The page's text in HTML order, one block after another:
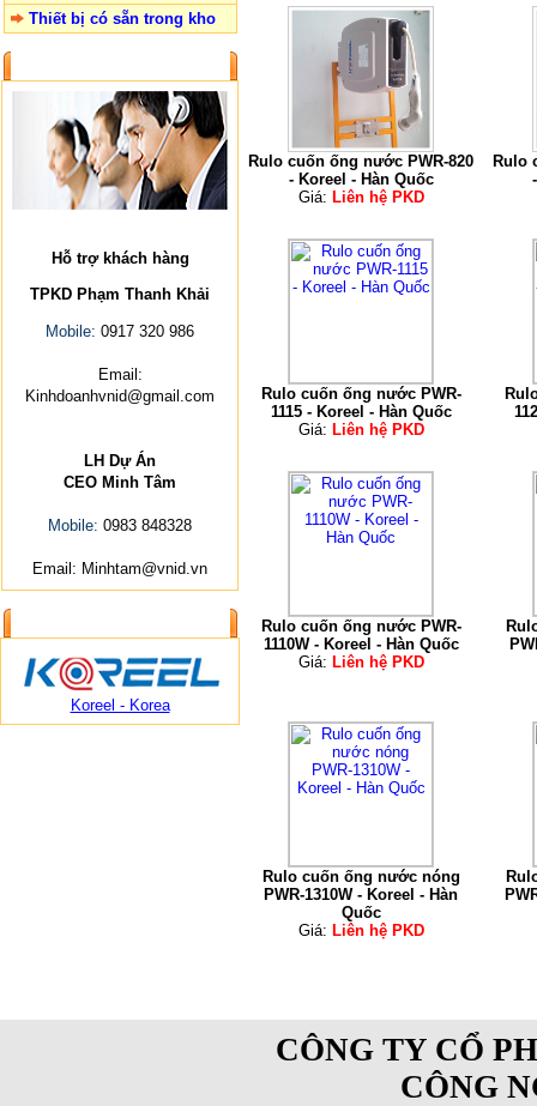
Thiết bị có sẵn trong kho
Hỗ trợ khách hàng
TPKD Phạm Thanh Khải
Mobile: 0917 320 986
Email:
Kinhdoanhvnid@gmail.com
LH Dự Án
CEO Minh Tâm
Mobile: 0983 848328
Email: Minhtam@vnid.vn
Koreel - Korea
Rulo cuốn ống nước PWR-820
- Koreel - Hàn Quốc
Giá: Liên hệ PKD
Rulo
Rulo cuốn ống nước PWR-
1115 - Koreel - Hàn Quốc
Giá: Liên hệ PKD
Rulo cuốn ống nước PWR-
1110W - Koreel - Hàn Quốc
Giá: Liên hệ PKD
Rulo cuốn ống nước nóng
PWR-1310W - Koreel - Hàn
Quốc
Giá: Liên hệ PKD
CÔNG TY CỔ
CÔNG